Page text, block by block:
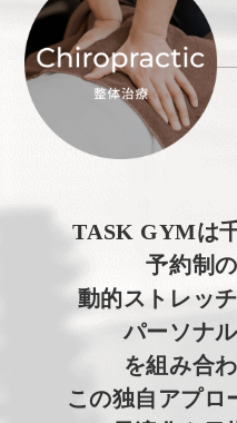
TASK GYMは
予約制
動的ストレッ
パーソナ
を組み合
この独自アプロ